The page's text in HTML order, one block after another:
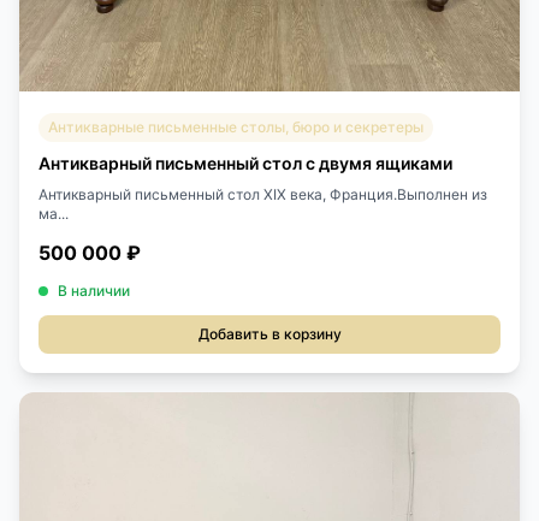
Антикварные письменные столы, бюро и секретеры
Антикварный письменный стол с двумя ящиками
Антикварный письменный стол XIX века, Франция.Выполнен из
ма...
500 000 ₽
В наличии
Добавить в корзину